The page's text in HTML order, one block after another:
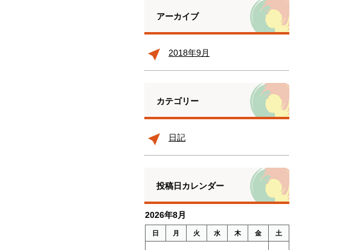
アーカイブ
2018年9月
カテゴリー
日記
投稿日カレンダー
2026年8月
日 月 火 水 木 金 土